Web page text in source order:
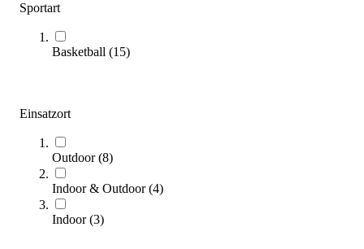
Sportart
Basketball (15)
Einsatzort
Outdoor(8)
Indoor & Outdoor(4)
Indoor(3)
10.499,00 €
Zum Produkt
Längere Lieferzeit